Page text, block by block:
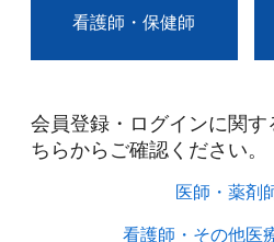
看護師・保健師
会員登録・ログインに関す
ちらからご確認ください。​
医師・薬剤
看護師・その他医